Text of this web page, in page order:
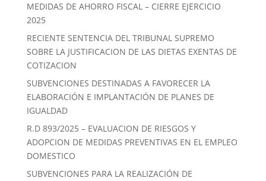
MEDIDAS DE AHORRO FISCAL – CIERRE EJERCICIO
2025
RECIENTE SENTENCIA DEL TRIBUNAL SUPREMO
SOBRE LA JUSTIFICACION DE LAS DIETAS EXENTAS DE
COTIZACION
SUBVENCIONES DESTINADAS A FAVORECER LA
ELABORACIÓN E IMPLANTACIÓN DE PLANES DE
IGUALDAD
R.D 893/2025 – EVALUACION DE RIESGOS Y
ADOPCION DE MEDIDAS PREVENTIVAS EN EL EMPLEO
DOMESTICO
SUBVENCIONES PARA LA REALIZACIÓN DE